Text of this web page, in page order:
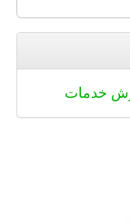
خدمات